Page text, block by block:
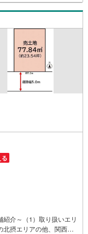
フトを使ってさらに分か
仕事帰りなど短時間の
介～（1）取り扱いエリ
北摂エリアの他、関西エ